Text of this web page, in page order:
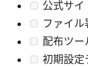
公式サイ
ファイル
配布ツー
初期設定